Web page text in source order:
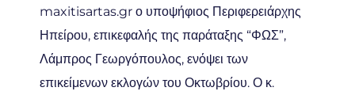
maxitisartas.gr ο υποψήφιος Περιφερειάρχης
Ηπείρου, επικεφαλής της παράταξης “ΦΩΣ”,
Λάμπρος Γεωργόπουλος, ενόψει των
επικείμενων εκλογών του Οκτωβρίου. Ο κ.